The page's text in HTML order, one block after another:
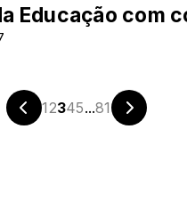
Educação com
12345...81